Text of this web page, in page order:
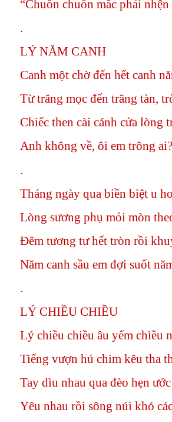
“Chuồn chuồn mắc phải
.
LÝ NĂM CANH
Canh một chờ đến hết canh
Từ trăng mọc đến trăng tàn,
Chiếc then cài cánh cửa lòng
Anh không về, ôi em trông ai?
.
Tháng ngày qua biền biệt u
Lòng sương phụ mỏi mòn
Đêm tương tư hết tròn rồi
Năm canh sầu em đợi suốt
.
LÝ CHIỀU CHIỀU
Lý chiều chiều âu yếm chìều
Tiếng vượn hú chim kêu tha
Tay dìu nhau qua đèo hẹn ước
Yêu nhau rồi sông núi khó